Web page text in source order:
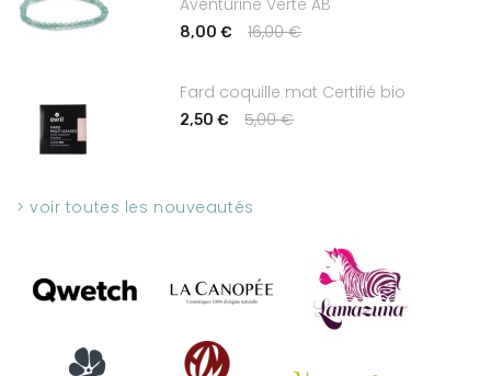
Aventurine Verte AB
8,00 € 16,00 €
Fard coquille mat Certifié bio
2,50 € 5,00 €
> voir toutes les nouveautés